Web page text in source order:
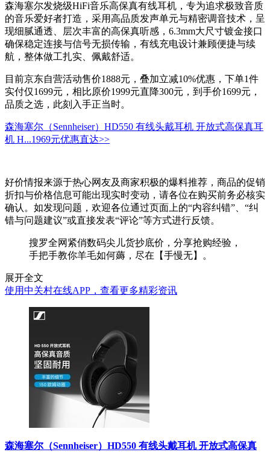
森海塞尔发烧级HiFi音乐高保真有线耳机，专为追求极致音质
的音乐爱好者打造，采用高品质发声单元与精密调音技术，呈
现细腻通透、层次丰富的高保真听感，6.3mm大尺寸镀金接口
确保稳定连接与信号无损传输，有线充电设计兼顾便捷与续
航，整体做工扎实、佩戴舒适。
目前京东自营活动售价1888元，叠加立减10%优惠，下单1件
实付仅1699元，相比原价1999元直降300元，到手价1699元，
品质之选，此刻入手正当时。
森海塞尔（Sennheiser）HD550 有线头戴耳机 开放式高保真耳
机 H...1969元优惠直达>>
好价情报来源于热心网友及商家积极的爆料推荐，商品的促销
折扣与价格信息可能出现实时变动，请各位在购买前务必核实
确认。如发现问题，欢迎各位通过页面上的“内容纠错”、“纠
错与问题建议”或直接发表“评论”等方式进行反馈。
搜罗全网紧俏数码尖儿货抄底价，分享抢购经验，
手把手教你羊毛如何薅，尽在【手慢无】。
展开全文
使用中关村在线APP，查看更多精彩资讯
森海塞尔（Sennheiser）HD550 有线头戴耳机 开放式高保真